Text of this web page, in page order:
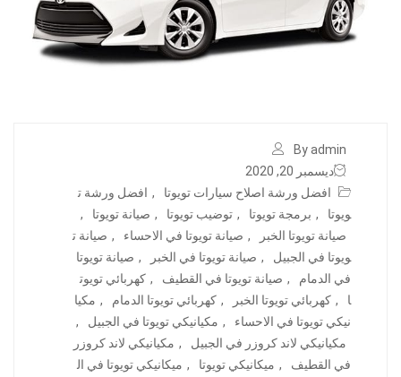
By admin
ديسمبر 20, 2020
افضل ورشة اصلاح سيارات تويوتا
, افضل ورشة ت
ويوتا
, برمجة تويوتا , توضيب تويوتا , صيانة تويوتا
,
صيانة تويوتا الخبر
, صيانة تويوتا في الاحساء , صيانة ت
ويوتا في الجبيل
, صيانة تويوتا في الخبر , صيانة تويوتا
في الدمام
, صيانة تويوتا في القطيف , كهربائي تويوت
ا
, كهربائي تويوتا الخبر , كهربائي تويوتا الدمام , مكيا
نيكي تويوتا في الاحساء
, مكيانيكي تويوتا في الجبيل
,
مكيانيكي لاند كروزر في الجبيل
, مكيانيكي لاند كروزر
في القطيف
, ميكانيكي تويوتا , ميكانيكي تويوتا في ال